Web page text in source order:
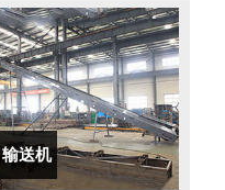
输送机